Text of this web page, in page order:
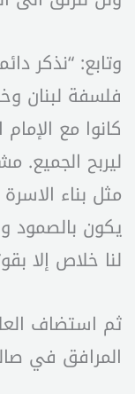
وتابع: “نذكر
فلسفة لبنان
كانوا مع
ليربح الجميع.
مثل بناء
يكون بالصمود
لنا خلاص إلا
ثم استضاف
المرافق في